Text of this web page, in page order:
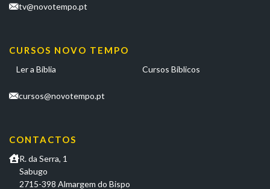
tv@novotempo.pt
CURSOS NOVO TEMPO
Ler a Bíblia Cursos Bíblicos
cursos@novotempo.pt
CONTACTOS
R. da Serra, 1
Sabugo
2715-398 Almargem do Bispo